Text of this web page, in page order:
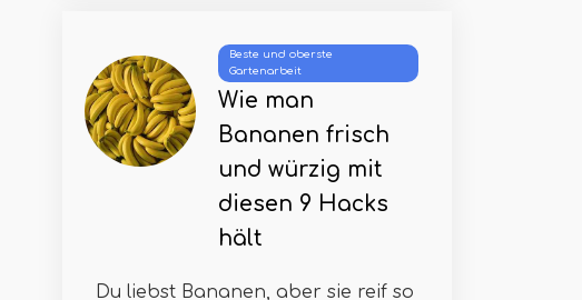
Beste und oberste
Gartenarbeit
Wie man
Bananen frisch
und würzig mit
diesen 9 Hacks
hält
Du liebst Bananen, aber sie reif so